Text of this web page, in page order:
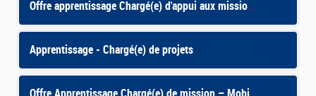
Offre apprentissage Chargé(e) d'appui aux missions du Pôle Ethique et déontologie F/H
Apprentissage - Chargé(e) de projets